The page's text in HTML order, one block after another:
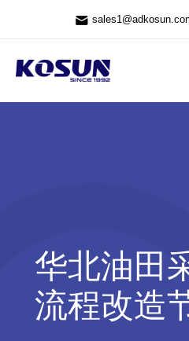
华北油田
流程改造